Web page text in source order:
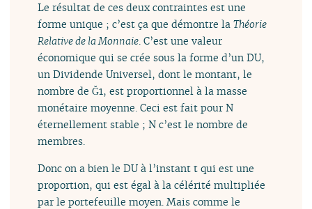
Le résultat de ces deux contraintes est une
forme unique ; c’est ça que démontre laThéorie
Relative de la Monnaie. C’est une valeur
économique qui se crée sous la forme d’un DU,
un Dividende Universel, dont le montant, le
nombre de Ğ1, est proportionnel à la masse
monétaire moyenne. Ceci est fait pour N
éternellement stable ; N c’est le nombre de
membres.
Donc on a bien le DU à l’instant t qui est une
proportion, qui est égal à la célérité multipliée
par le portefeuille moyen. Mais comme le